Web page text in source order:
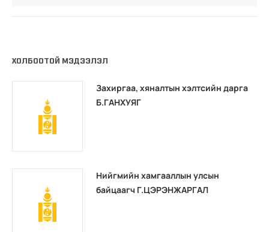
ХОЛБООТОЙ МЭДЭЭЛЭЛ
Захиргаа, хяналтын хэлтсийн дарга
Б.ГАНХУЯГ
Нийгмийн хамгааллын улсын
байцаагч Г.ЦЭРЭНЖАРГАЛ